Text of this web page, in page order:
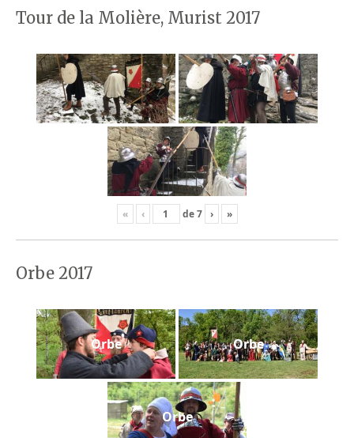
Tour de la Molière, Murist 2017
« ‹ de7 › »
Orbe 2017
Orbe Orbe
Orbe